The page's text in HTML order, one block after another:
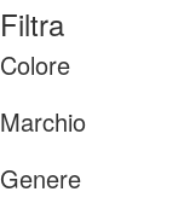
Filtra
Colore
Marchio
Genere